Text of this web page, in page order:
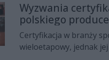
Wyzwania
polskiego
normami higieny?
Certyfikacja w branży
wieloetapowy, jednak